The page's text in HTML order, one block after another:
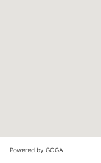
Powered by GOGA